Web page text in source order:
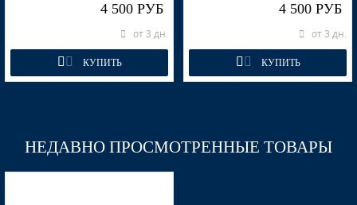
4 500 РУБ
от 3 дн.
КУПИТЬ
4 500 РУБ
от 3 дн.
КУПИТЬ
НЕДАВНО ПРОСМОТРЕННЫЕ ТОВАРЫ